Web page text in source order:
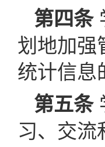
第四条
划地加强
统计信息
第五条
习、交流